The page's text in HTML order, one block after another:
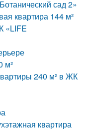
сад 2»
квартира 144 м²
«LIFE
м²
240 м² в ЖК
квартира